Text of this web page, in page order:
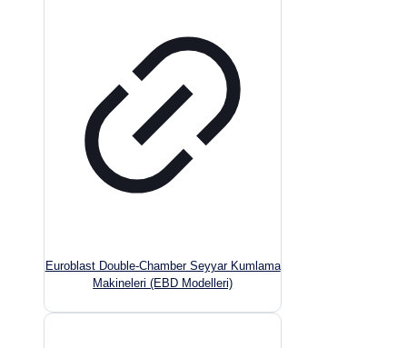
Euroblast Double-Chamber Seyyar Kumlama
Makineleri (EBD Modelleri)